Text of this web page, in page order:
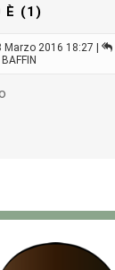
È (1)
Marzo 2016 18:27 |